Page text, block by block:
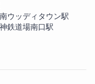
ウッディタウン駅
神鉄道場南口駅